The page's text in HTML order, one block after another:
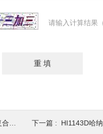
请输入计算结果
极 下一篇 : HI1143D哈纳